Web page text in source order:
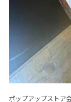
ポップアップストア